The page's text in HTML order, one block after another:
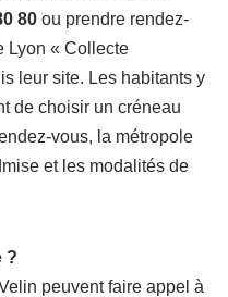
80 ou prendre rendez-
Lyon « Collecte
leur site. Les habitants y
de choisir un créneau
vous, la métropole
et les modalités de
?
peuvent faire appel à